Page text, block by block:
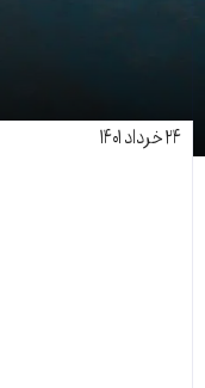
۲۴ خرداد ۱۴۰۱